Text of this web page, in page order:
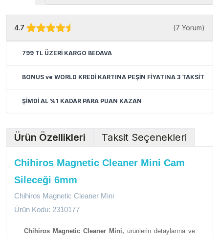
4.7 (7 Yorum)
799 TL ÜZERİ KARGO BEDAVA
BONUS ve WORLD KREDİ KARTINA PEŞİN FİYATINA 3 TAKSİT
ŞİMDİ AL %1 KADAR PARA PUAN KAZAN
Ürün Özellikleri Taksit Seçenekleri
Chihiros Magnetic Cleaner Mini Cam
Sileceği 6mm
Chihiros Magnetic Cleaner Mini
Ürün Kodu: 2310177
Chihiros Magnetic Cleaner Mini, ürünlerin detaylarına ve